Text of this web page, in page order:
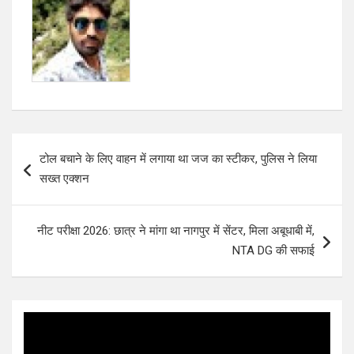
o
k
p
p
navigation
टोल बचाने के लिए वाहन में लगाया था जज का स्टीकर, पुलिस ने लिया
सख्त एक्शन
नीट परीक्षा 2026: छात्र ने मांगा था नागपुर में सेंटर, मिला अबूधाबी में,
NTA DG की सफाई